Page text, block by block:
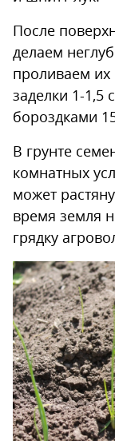
После
делаем
проливаем их
заделки 1-1,5
бороздками
В грунте
комнатных
может
время земля
грядку